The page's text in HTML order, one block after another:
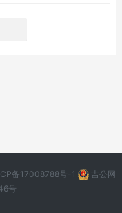
备17008788号-1
吉公网
号